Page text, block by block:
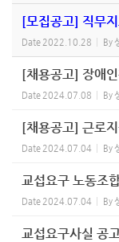
[모집공고] 직무
Date 2022.10.28 By
[채용공고] 장애
Date 2024.07.08 By
[채용공고] 근로
Date 2024.07.04 By
교섭요구 노동조
Date 2024.07.04 By
교섭요구사실 공